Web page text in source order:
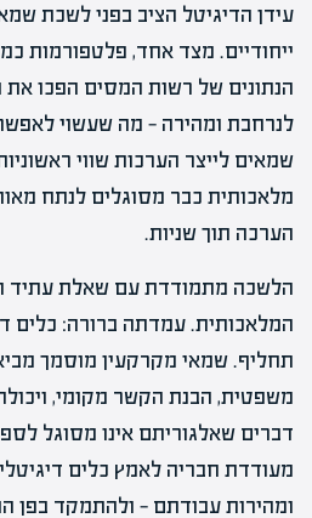
עידן הדיגיטל הציב בפני לשכת
הנתונים של רשות המסים הפכו את
לנרחבת ומהירה — מה שעשוי
שמאים לייצר הערכות שווי
מלאכותית כבר מסוגלים לנתח
הערכה תוך שניות.
הלשכה מתמודדת עם שאלת עתיד
המלאכותית. עמדתה ברורה: כלים
תחליף. שמאי מקרקעין מוסמך
משפטית, הבנת הקשר מקומי,
דברים שאלגוריתם אינו מסוגל
מעודדת חבריה לאמץ כלים
ומהירות עבודתם — ולהתמקד בפן